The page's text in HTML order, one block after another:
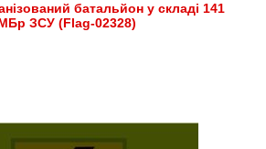
батальйон у складі 141
ЗСУ (Flag-02328)